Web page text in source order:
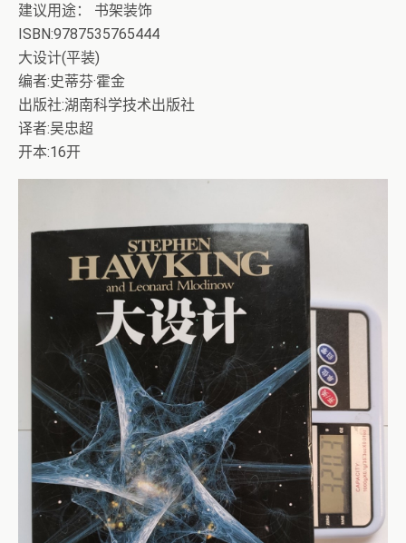
建议用途： 书架装饰
ISBN:9787535765444
大设计(平装)
编者:史蒂芬·霍金
出版社:湖南科学技术出版社
译者:吴忠超
开本:16开